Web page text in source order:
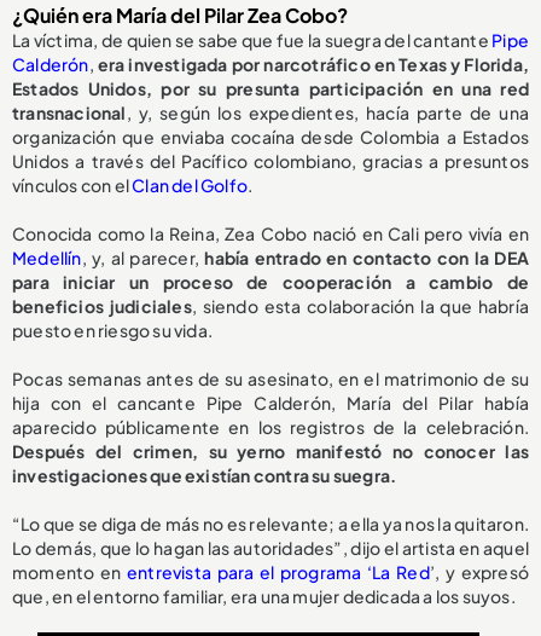
¿Quién era María del Pilar Zea Cobo?
La víctima, de quien se sabe que fue la suegra del cantante Pipe
Calderón, era investigada por narcotráfico en Texas y Florida,
Estados Unidos, por su presunta participación en una red
transnacional, y, según los expedientes, hacía parte de una
organización que enviaba cocaína desde Colombia a Estados
Unidos a través del Pacífico colombiano, gracias a presuntos
vínculos con elClan del Golfo.
Conocida como la Reina, Zea Cobo nació en Cali pero vivía en
Medellín, y, al parecer,había entrado en contacto con la DEA
para iniciar un proceso de cooperación a cambio de
beneficios judiciales, siendo esta colaboración la que habría
puesto en riesgo su vida.
Pocas semanas antes de su asesinato, en el matrimonio de su
hija con el cancante Pipe Calderón, María del Pilar había
aparecido públicamente en los registros de la celebración.
Después del crimen, su yerno manifestó no conocer las
investigaciones que existían contra su suegra.
“Lo que se diga de más no es relevante; a ella ya nos la quitaron.
Lo demás, que lo hagan las autoridades”, dijo el artista en aquel
momento en entrevista para el programa ‘La Red’, y expresó
que, en el entorno familiar, era una mujer dedicada a los suyos.